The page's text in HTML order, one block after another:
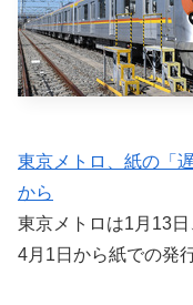
東京メトロ、紙の「
から
東京メトロは1月13日
4月1日から紙での発